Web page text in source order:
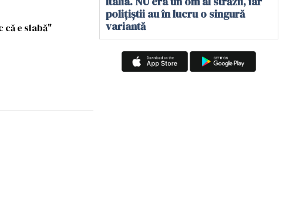
că e slabă"
polițiștii au în lucru o singură
variantă